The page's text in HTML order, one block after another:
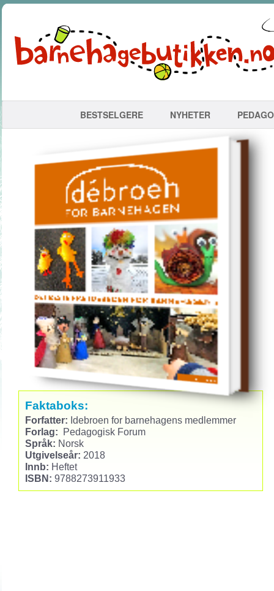
BESTSELGERE NYHETER
Faktaboks:
Forfatter: Idebroen for barnehagens medlemmer
Forlag: Pedagogisk Forum
Språk: Norsk
Utgivelseår: 2018
Innb: Heftet
ISBN: 9788273911933